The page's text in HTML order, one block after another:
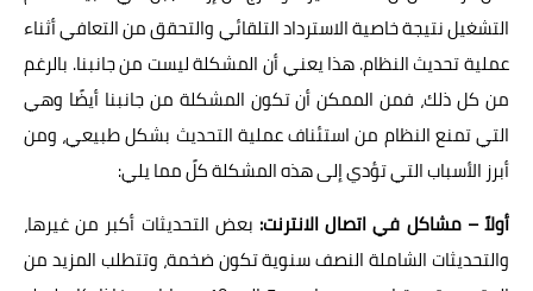
التشغيل نتيجة خاصية الاسترداد التلقائي والتحقق من التعافي أثناء
عملية تحديث النظام. هذا يعني أن المشكلة ليست من جانبنا. بالرغم
من كل ذلك، فمن الممكن أن تكون المشكلة من جانبنا أيضًا وهي
التي تمنع النظام من استئناف عملية التحديث بشكل طبيعي، ومن
أبرز الأسباب التي تؤدي إلى هذه المشكلة كلً مما يلي:
أولاً – مشاكل في اتصال الانترنت: بعض التحديثات أكبر من غيرها،
والتحديثات الشاملة النصف سنوية تكون ضخمة، وتتطلب المزيد من